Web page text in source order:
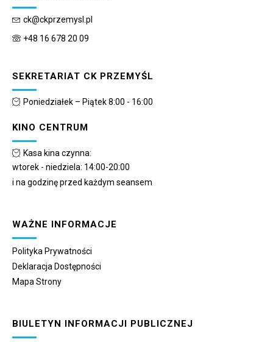
ck@ckprzemysl.pl
+48 16 678 20 09
SEKRETARIAT CK PRZEMYŚL
Poniedziałek – Piątek 8:00 - 16:00
KINO CENTRUM
Kasa kina czynna:
wtorek - niedziela: 14:00-20:00
i na godzinę przed każdym seansem
WAŻNE INFORMACJE
Polityka Prywatności
Deklaracja Dostępności
Mapa Strony
BIULETYN INFORMACJI PUBLICZNEJ